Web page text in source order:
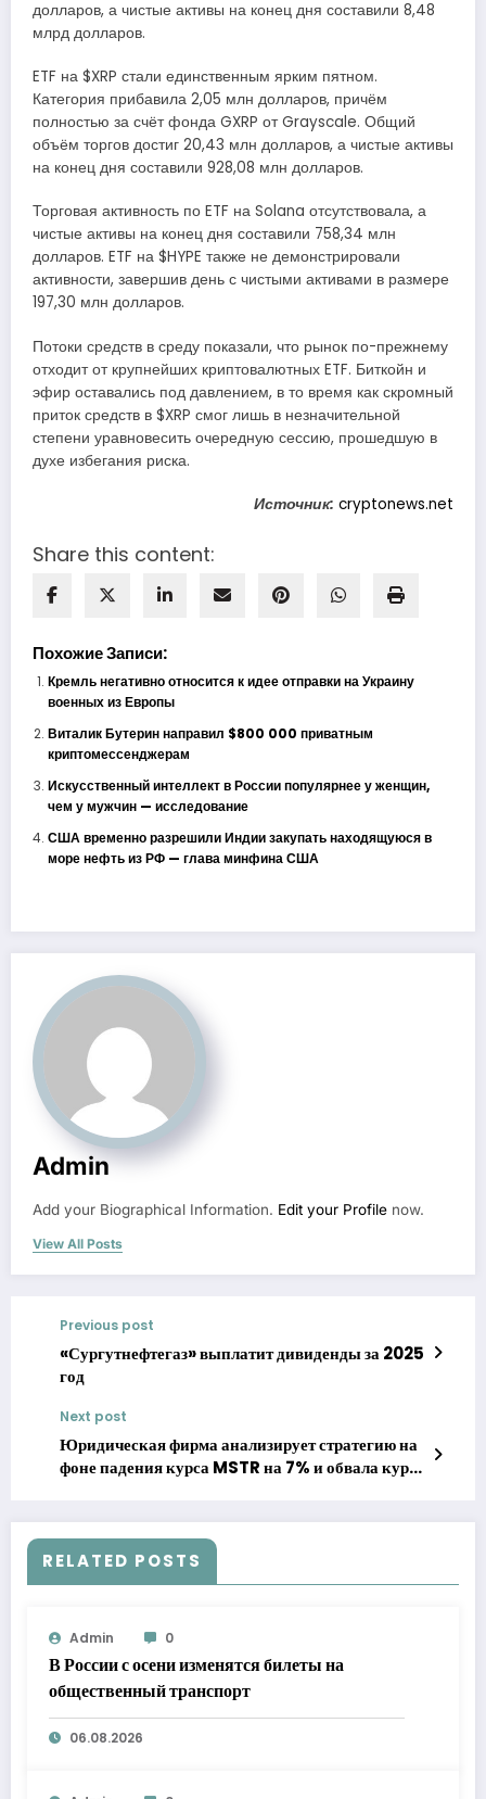
долларов, а чистые активы на конец дня составили 8,48
млрд долларов.
ETF на $XRP стали единственным ярким пятном.
Категория прибавила 2,05 млн долларов, причём
полностью за счёт фонда GXRP от Grayscale. Общий
объём торгов достиг 20,43 млн долларов, а чистые активы
на конец дня составили 928,08 млн долларов.
Торговая активность по ETF на Solana отсутствовала, а
чистые активы на конец дня составили 758,34 млн
долларов. ETF на $HYPE также не демонстрировали
активности, завершив день с чистыми активами в размере
197,30 млн долларов.
Потоки средств в среду показали, что рынок по-прежнему
отходит от крупнейших криптовалютных ETF. Биткойн и
эфир оставались под давлением, в то время как скромный
приток средств в $XRP смог лишь в незначительной
степени уравновесить очередную сессию, прошедшую в
духе избегания риска.
Источник: cryptonews.net
Share this content:
Похожие Записи:
Кремль негативно относится к идее отправки на Украину
военных из Европы
Виталик Бутерин направил $800 000 приватным
криптомессенджерам
Искусственный интеллект в России популярнее у женщин,
чем у мужчин — исследование
США временно разрешили Индии закупать находящуюся в
море нефть из РФ — глава минфина США
Admin
Add your Biographical Information. Edit your Profile now.
View All Posts
Previous post
«Сургутнефтегаз» выплатит дивиденды за 2025
год
Next post
Юридическая фирма анализирует стратегию на
фоне падения курса MSTR на 7% и обвала курса
RELATED POSTS
Admin 0
В России с осени изменятся билеты на
общественный транспорт
06.08.2026